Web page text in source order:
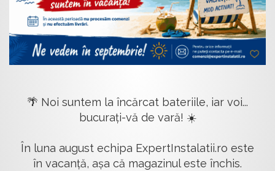
🌴 Noi suntem la încărcat bateriile, iar voi...
bucurați-vă de vară! ☀️
În luna august echipa ExpertInstalatii.ro este
în vacanță, așa că magazinul este închis.